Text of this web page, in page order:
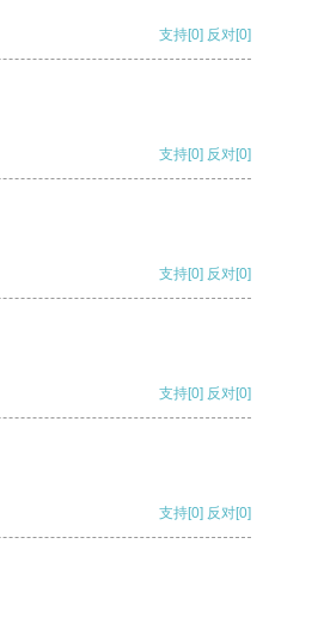
支持[0] 反对[0]
支持[0] 反对[0]
支持[0] 反对[0]
支持[0] 反对[0]
支持[0] 反对[0]